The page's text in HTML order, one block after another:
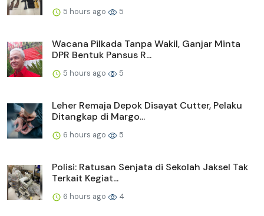
5 hours ago 5
Wacana Pilkada Tanpa Wakil, Ganjar Minta
DPR Bentuk Pansus R...
5 hours ago 5
Leher Remaja Depok Disayat Cutter, Pelaku
Ditangkap di Margo...
6 hours ago 5
Polisi: Ratusan Senjata di Sekolah Jaksel Tak
Terkait Kegiat...
6 hours ago 4